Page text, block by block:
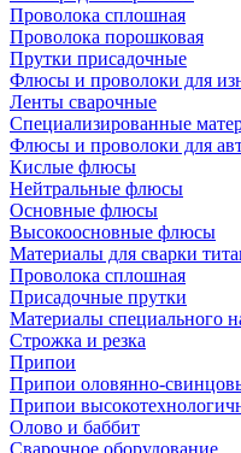
Проволока сплошная
Проволока порошковая
Прутки присадочные
Флюсы и проволоки для
Ленты сварочные
Специализированные
Флюсы и проволоки для
Кислые флюсы
Нейтральные флюсы
Основные флюсы
Высокоосновные флюсы
Материалы для сварки
Проволока сплошная
Присадочные прутки
Материалы специального
Строжка и резка
Припои
Припои оловянно-
Припои
Олово и баббит
Сварочное оборудование